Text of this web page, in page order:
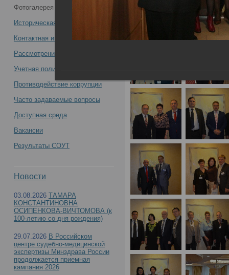
медицинской службы России на
современном этапе: задачи, пути
решения, результаты» -
Всероссийская научно-практическая
России на современном этапе: задачи, пути
Фотогалерея
Историческая справка
Контактная информация
Рассмотрение обращений
Учетная политика учреждения
Противодействие коррупции
Часто задаваемые вопросы
Доступная среда
Вакансии
Результаты СОУТ
Новости
03.08.2026 ТАМАРА
КОНСТАНТИНОВНА
ОСИПЕНКОВА-ВИЧТОМОВА (к
100-летию со дня рождения)
29.07.2026 В Российском
центре судебно-медицинской
экспертизы Минздрава России
продолжается приемная
кампания 2026